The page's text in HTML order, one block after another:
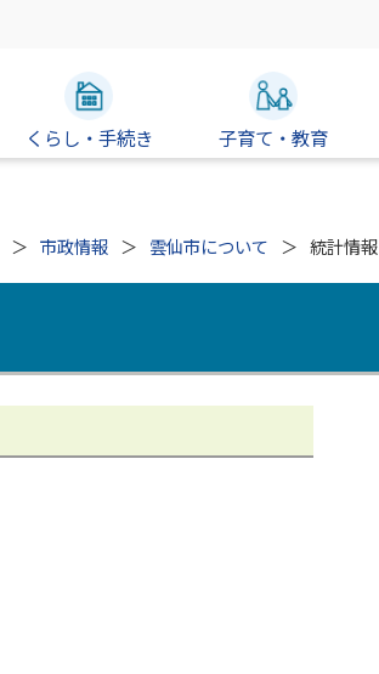
くらし・手続き 子育て・教育
市政情報 雲仙市について 統計情報